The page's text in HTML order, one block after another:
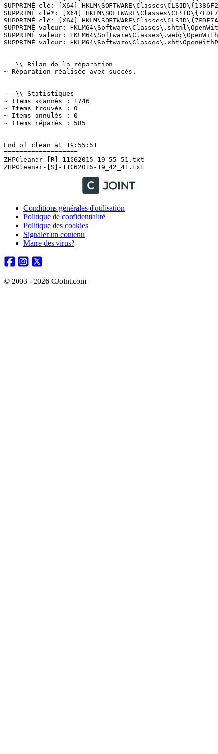
Conditions générales d'utilisation
Politique de confidentialité
Politique des cookies
Signaler un contenu
Marre des virus?
© 2003 - 2026 CJoint.com